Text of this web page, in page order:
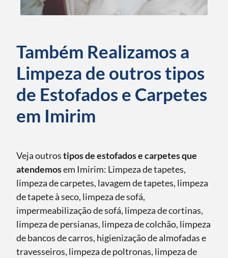
Também Realizamos a
Limpeza de outros tipos
de Estofados e Carpetes
em Imirim
Veja outrostipos de estofados e carpetes que
atendemosem Imirim: Limpeza de tapetes,
limpeza de carpetes, lavagem de tapetes, limpeza
de tapete à seco, limpeza de sofá,
impermeabilização de sofá, limpeza de cortinas,
limpeza de persianas, limpeza de colchão, limpeza
de bancos de carros, higienização de almofadas e
travesseiros, limpeza de poltronas, limpeza de